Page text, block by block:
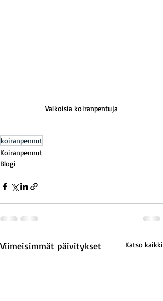
Valkoisia koiranpentuja
koiranpennut
Koiranpennut
Blogi
Viimeisimmät päivitykset Katso kaikki